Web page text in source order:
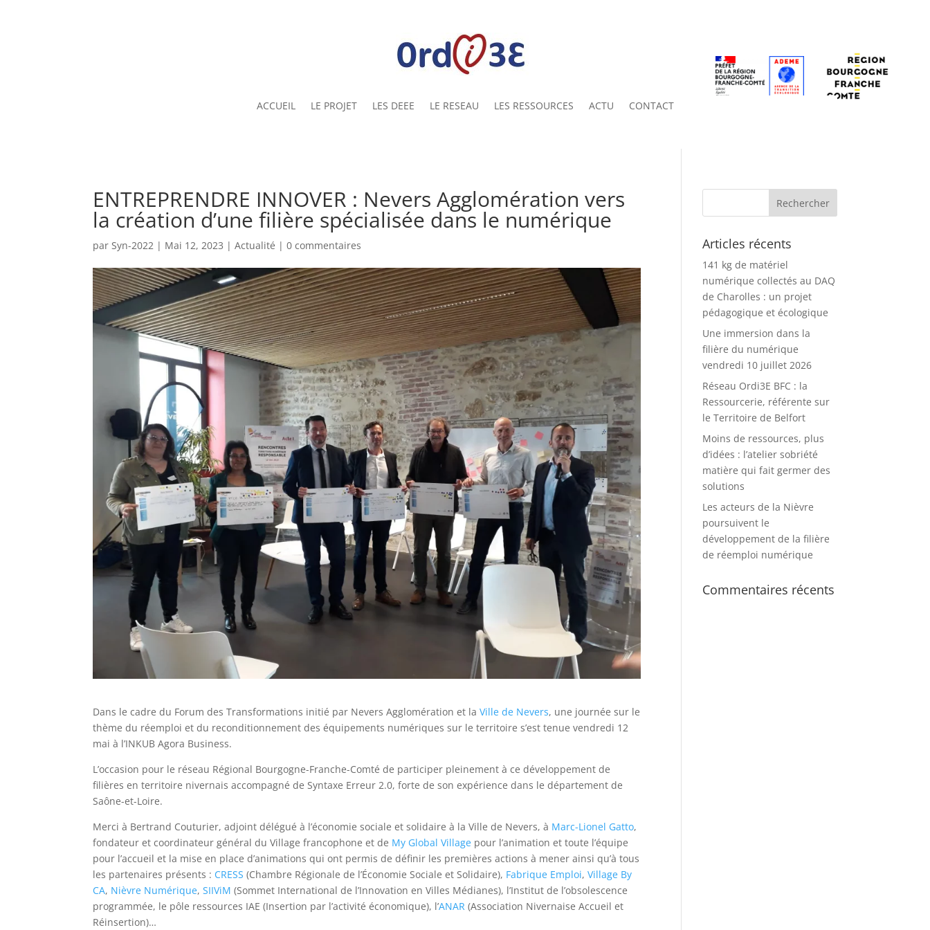
ACCUEIL LE PROJET LES DEEE LE RESEAU LES RESSOURCES ACTU CONTACT
ENTREPRENDRE INNOVER : Nevers Agglomération vers
la création d’une filière spécialisée dans le numérique
parSyn-2022 | Mai 12, 2023 |Actualité |0 commentaires
Dans le cadre du Forum des Transformations initié par Nevers Agglomération et laVille de Nevers, une journée sur le
thème du réemploi et du reconditionnement des équipements numériques sur le territoire s’est tenue vendredi 12
mai à l’INKUB Agora Business.
L’occasion pour le réseau Régional Bourgogne-Franche-Comté de participer pleinement à ce développement de
filières en territoire nivernais accompagné de Syntaxe Erreur 2.0, forte de son expérience dans le département de
Saône-et-Loire.
Merci à Bertrand Couturier, adjoint délégué à l’économie sociale et solidaire à la Ville de Nevers, à Marc-Lionel Gatto,
fondateur et coordinateur général du Village francophone et de My Global Village pour l’animation et toute l’équipe
pour l’accueil et la mise en place d’animations qui ont permis de définir les premières actions à mener ainsi qu’à tous
les partenaires présents : CRESS (Chambre Régionale de l’Économie Sociale et Solidaire), Fabrique Emploi,Village By
CA, Nièvre Numérique,SIIViM (Sommet International de l’Innovation en Villes Médianes), l’Institut de l’obsolescence
programmée, le pôle ressources IAE (Insertion par l’activité économique), l’ANAR (Association Nivernaise Accueil et
Réinsertion)…
Articles récents
141 kg de matériel
numérique collectés au DAQ
de Charolles : un projet
pédagogique et écologique
Une immersion dans la
filière du numérique
vendredi 10 juillet 2026
Réseau Ordi3E BFC : la
Ressourcerie, référente sur
le Territoire de Belfort
Moins de ressources, plus
d’idées : l’atelier sobriété
matière qui fait germer des
solutions
Les acteurs de la Nièvre
poursuivent le
développement de la filière
de réemploi numérique
Commentaires récents